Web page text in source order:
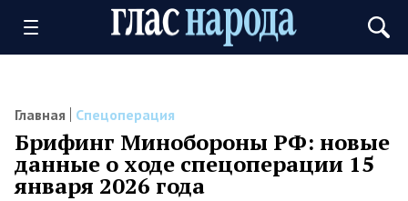
Главная Спецоперация
Брифинг Минобороны РФ: новые
данные о ходе спецоперации 15
января 2026 года